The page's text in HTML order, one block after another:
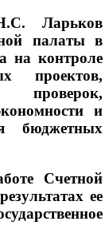
Ларьков
палаты в
на контроле
проектов,
проверок,
и
бюджетных
Счетной
ее